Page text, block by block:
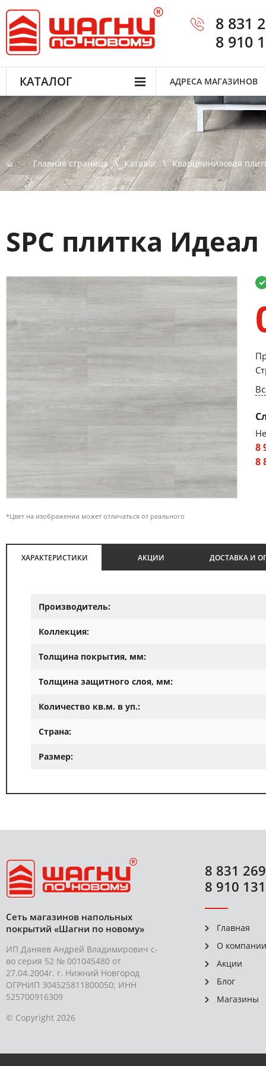
8 831
8 910
КАТАЛОГ АДРЕСА МАГАЗИНОВ
Главная страница Каталог Кварцвиниловая
SPC плитка
*Цвет на изображении может отличаться от реального
8
8
ХАРАКТЕРИСТИКИ АКЦИИ ДОСТАВКА И
Производитель:
Коллекция:
Толщина покрытия, мм:
Толщина защитного слоя, мм:
Количество кв.м. в уп.:
Страна:
Размер:
Сеть магазинов напольных
покрытий «Шагни по новому»
ИП Даняев Андрей Владимирович с-
во серия 52 № 001045480 от
27.04.2004г. г. Нижний Новгород
ОГРНИП 304525811800050; ИНН
525700916309
© Copyright 2026
8 831
8 910
Главная
О компании
Акции
Блог
Магазины